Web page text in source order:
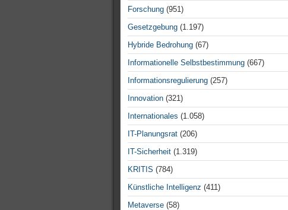
Forschung (951)
Gesetzgebung (1.197)
Hybride Bedrohung (67)
Informationelle Selbstbestimmung (667)
Informationsregulierung (257)
Innovation (321)
Internationales (1.058)
IT-Planungsrat (206)
IT-Sicherheit (1.319)
KRITIS (784)
Künstliche Intelligenz (411)
Metaverse (58)